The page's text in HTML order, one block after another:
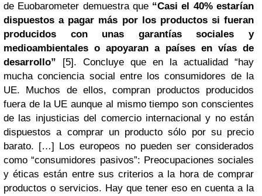
de Euobarometer demuestra que “Casi el 40% estarían
dispuestos a pagar más por los productos si fueran
producidos con unas garantías sociales y
medioambientales o apoyaran a países en vías de
desarrollo” [5]. Concluye que en la actualidad “hay
mucha conciencia social entre los consumidores de la
UE. Muchos de ellos, compran productos producidos
fuera de la UE aunque al mismo tiempo son conscientes
de las injusticias del comercio internacional y no están
dispuestos a comprar un producto sólo por su precio
barato. […] Los europeos no pueden ser considerados
como “consumidores pasivos”: Preocupaciones sociales
y éticas están entre sus criterios a la hora de comprar
productos o servicios. Hay que tener eso en cuenta a la